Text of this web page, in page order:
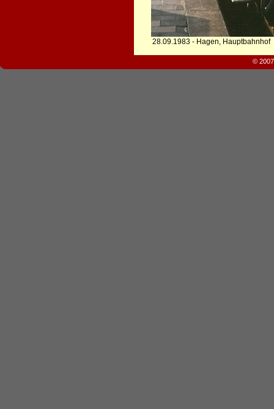
28.09.1983 - Hagen, Hauptbahnhof
©